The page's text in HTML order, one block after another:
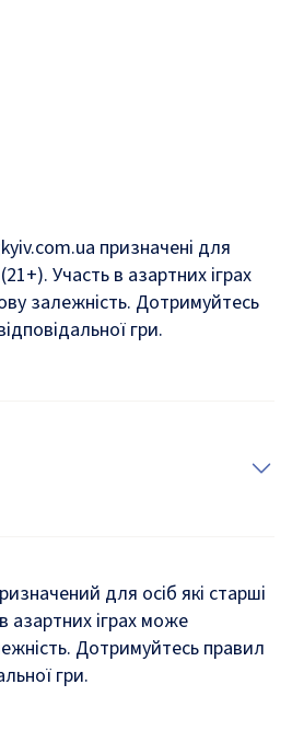
призначені для
Участь в азартних іграх
залежність. Дотримуйтесь
гри.
для осіб які старші
азартних іграх може
Дотримуйтесь правил
гри.